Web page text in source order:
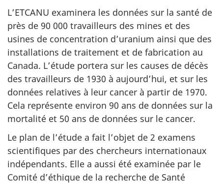
L’ETCANU examinera les données sur la santé de
près de 90 000 travailleurs des mines et des
usines de concentration d’uranium ainsi que des
installations de traitement et de fabrication au
Canada. L’étude portera sur les causes de décès
des travailleurs de 1930 à aujourd’hui, et sur les
données relatives à leur cancer à partir de 1970.
Cela représente environ 90 ans de données sur la
mortalité et 50 ans de données sur le cancer.
Le plan de l’étude a fait l’objet de 2 examens
scientifiques par des chercheurs internationaux
indépendants. Elle a aussi été examinée par le
Comité d’éthique de la recherche de Santé